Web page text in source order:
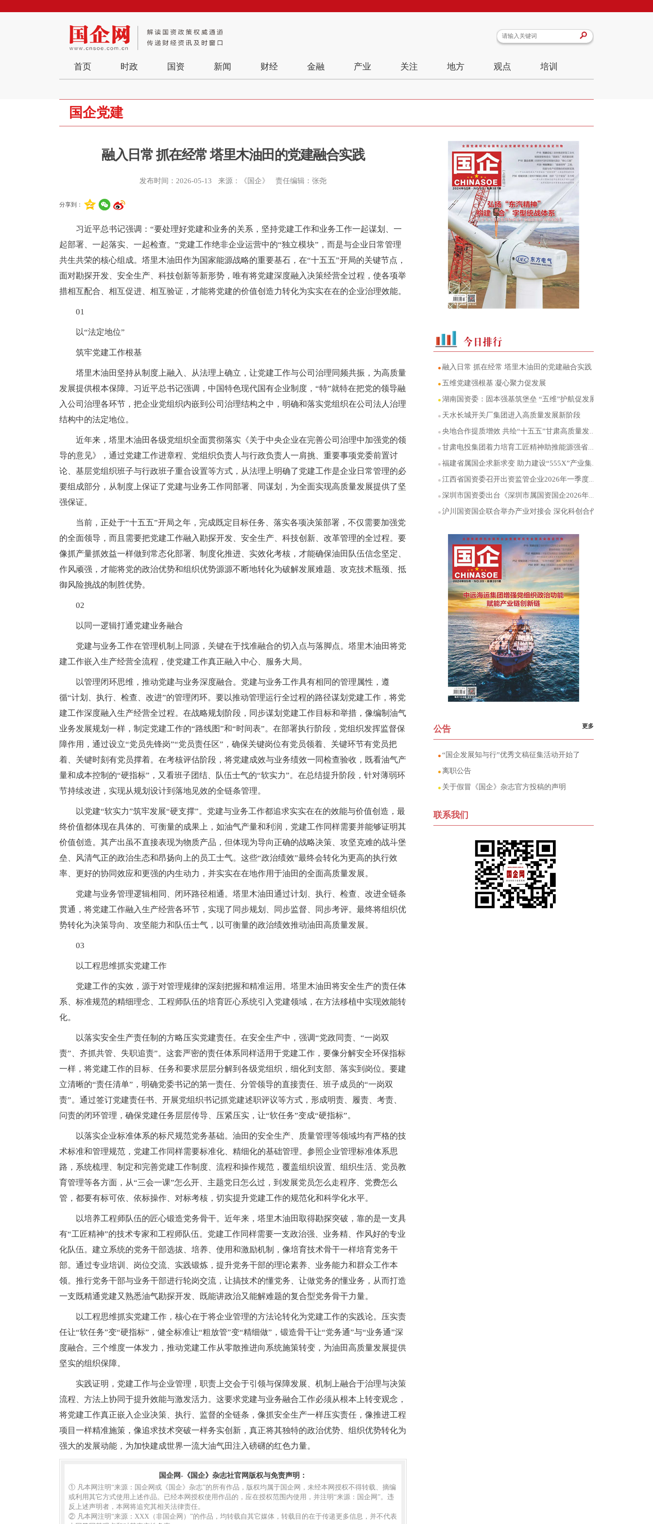
首页 时政 国资 新闻 财经 金融 产业 关注 地方 观点 培训
国企党建
融入日常 抓在经常 塔里木油田的党建融合实践
发布时间：2026-05-13 来源：《国企》 责任编辑：张尧
分享到：
习近平总书记强调：“要处理好党建和业务的关系，坚持党建工作和业务工作一起谋划、一
起部署、一起落实、一起检查。”党建工作绝非企业运营中的“独立模块”，而是与企业日常管理
共生共荣的核心组成。塔里木油田作为国家能源战略的重要基石，在“十五五”开局的关键节点，
面对勘探开发、安全生产、科技创新等新形势，唯有将党建深度融入决策经营全过程，使各项举
措相互配合、相互促进、相互验证，才能将党建的价值创造力转化为实实在在的企业治理效能。
01
以“法定地位”
筑牢党建工作根基
塔里木油田坚持从制度上融入、从法理上确立，让党建工作与公司治理同频共振，为高质量
发展提供根本保障。习近平总书记强调，中国特色现代国有企业制度，“特”就特在把党的领导融
入公司治理各环节，把企业党组织内嵌到公司治理结构之中，明确和落实党组织在公司法人治理
结构中的法定地位。
近年来，塔里木油田各级党组织全面贯彻落实《关于中央企业在完善公司治理中加强党的领
导的意见》，通过党建工作进章程、党组织负责人与行政负责人一肩挑、重要事项党委前置讨
论、基层党组织班子与行政班子重合设置等方式，从法理上明确了党建工作是企业日常管理的必
要组成部分，从制度上保证了党建与业务工作同部署、同谋划，为全面实现高质量发展提供了坚
强保证。
当前，正处于“十五五”开局之年，完成既定目标任务、落实各项决策部署，不仅需要加强党
的全面领导，而且需要把党建工作融入勘探开发、安全生产、科技创新、改革管理的全过程。要
像抓产量抓效益一样做到常态化部署、制度化推进、实效化考核，才能确保油田队伍信念坚定、
作风顽强，才能将党的政治优势和组织优势源源不断地转化为破解发展难题、攻克技术瓶颈、抵
御风险挑战的制胜优势。
02
以同一逻辑打通党建业务融合
党建与业务工作在管理机制上同源，关键在于找准融合的切入点与落脚点。塔里木油田将党
建工作嵌入生产经营全流程，使党建工作真正融入中心、服务大局。
以管理闭环思维，推动党建与业务深度融合。党建与业务工作具有相同的管理属性，遵
循“计划、执行、检查、改进”的管理闭环。要以推动管理运行全过程的路径谋划党建工作，将党
建工作深度融入生产经营全过程。在战略规划阶段，同步谋划党建工作目标和举措，像编制油气
业务发展规划一样，制定党建工作的“路线图”和“时间表”。在部署执行阶段，党组织发挥监督保
障作用，通过设立“党员先锋岗”“党员责任区”，确保关键岗位有党员领着、关键环节有党员把
着、关键时刻有党员撑着。在考核评估阶段，将党建成效与业务绩效一同检查验收，既看油气产
量和成本控制的“硬指标”，又看班子团结、队伍士气的“软实力”。在总结提升阶段，针对薄弱环
节持续改进，实现从规划设计到落地见效的全链条管理。
以党建“软实力”筑牢发展“硬支撑”。党建与业务工作都追求实实在在的效能与价值创造，最
终价值都体现在具体的、可衡量的成果上，如油气产量和利润，党建工作同样需要并能够证明其
价值创造。其产出虽不直接表现为物质产品，但体现为导向正确的战略决策、攻坚克难的战斗堡
垒、风清气正的政治生态和昂扬向上的员工士气。这些“政治绩效”最终会转化为更高的执行效
率、更好的协同效应和更强的内生动力，并实实在在地作用于油田的全面高质量发展。
党建与业务管理逻辑相同、闭环路径相通。塔里木油田通过计划、执行、检查、改进全链条
贯通，将党建工作融入生产经营各环节，实现了同步规划、同步监督、同步考评。最终将组织优
势转化为决策导向、攻坚能力和队伍士气，以可衡量的政治绩效推动油田高质量发展。
03
以工程思维抓实党建工作
党建工作的实效，源于对管理规律的深刻把握和精准运用。塔里木油田将安全生产的责任体
系、标准规范的精细理念、工程师队伍的培育匠心系统引入党建领域，在方法移植中实现效能转
化。
以落实安全生产责任制的方略压实党建责任。在安全生产中，强调“党政同责、“一岗双
责”、齐抓共管、失职追责”。这套严密的责任体系同样适用于党建工作，要像分解安全环保指标
一样，将党建工作的目标、任务和要求层层分解到各级党组织，细化到支部、落实到岗位。要建
立清晰的“责任清单”，明确党委书记的第一责任、分管领导的直接责任、班子成员的“一岗双
责”。通过签订党建责任书、开展党组织书记抓党建述职评议等方式，形成明责、履责、考责、
问责的闭环管理，确保党建任务层层传导、压紧压实，让“软任务”变成“硬指标”。
以落实企业标准体系的标尺规范党务基础。油田的安全生产、质量管理等领域均有严格的技
术标准和管理规范，党建工作同样需要标准化、精细化的基础管理。参照企业管理标准体系思
路，系统梳理、制定和完善党建工作制度、流程和操作规范，覆盖组织设置、组织生活、党员教
育管理等各方面，从“三会一课”怎么开、主题党日怎么过，到发展党员怎么走程序、党费怎么
管，都要有标可依、依标操作、对标考核，切实提升党建工作的规范化和科学化水平。
以培养工程师队伍的匠心锻造党务骨干。近年来，塔里木油田取得勘探突破，靠的是一支具
有“工匠精神”的技术专家和工程师队伍。党建工作同样需要一支政治强、业务精、作风好的专业
化队伍。建立系统的党务干部选拔、培养、使用和激励机制，像培育技术骨干一样培育党务干
部。通过专业培训、岗位交流、实践锻炼，提升党务干部的理论素养、业务能力和群众工作本
领。推行党务干部与业务干部进行轮岗交流，让搞技术的懂党务、让做党务的懂业务，从而打造
一支既精通党建又熟悉油气勘探开发、既能讲政治又能解难题的复合型党务骨干力量。
以工程思维抓实党建工作，核心在于将企业管理的方法论转化为党建工作的实践论。压实责
任让“软任务”变“硬指标”，健全标准让“粗放管”变“精细做”，锻造骨干让“党务通”与“业务通”深
度融合。三个维度一体发力，推动党建工作从零散推进向系统施策转变，为油田高质量发展提供
坚实的组织保障。
实践证明，党建工作与企业管理，职责上交会于引领与保障发展、机制上融合于治理与决策
流程、方法上协同于提升效能与激发活力。这要求党建与业务融合工作必须从根本上转变观念，
将党建工作真正嵌入企业决策、执行、监督的全链条，像抓安全生产一样压实责任，像推进工程
项目一样精准施策，像追求技术突破一样务实创新，真正将其独特的政治优势、组织优势转化为
强大的发展动能，为加快建成世界一流大油气田注入磅礴的红色力量。
国企网-《国企》杂志社官网版权与免责声明：
① 凡本网注明“来源：国企网或《国企》杂志”的所有作品，版权均属于国企网，未经本网授权不得转载、摘编
或利用其它方式使用上述作品。已经本网授权使用作品的，应在授权范围内使用，并注明“来源：国企网”。违
反上述声明者，本网将追究其相关法律责任。
② 凡本网注明“来源：XXX（非国企网）”的作品，均转载自其它媒体，转载目的在于传递更多信息，并不代表
融入日常 抓在经常 塔里木油田的党建融合实践
五维党建强根基 凝心聚力促发展
湖南国资委：固本强基筑堡垒 “五维”护航促发展
天水长城开关厂集团进入高质量发展新阶段
央地合作提质增效 共绘“十五五”甘肃高质量发展图景
甘肃电投集团着力培育工匠精神助推能源强省战略
福建省属国企求新求变 助力建设“555X”产业集群
江西省国资委召开出资监管企业2026年一季度经济运行分析会
深圳市国资委出台《深圳市属国资国企2026年法治建设工作要点》
沪川国资国企联合举办产业对接会 深化科创合作
公告 更多
“国企发展知与行”优秀文稿征集活动开始了
离职公告
关于假冒《国企》杂志官方投稿的声明
联系我们